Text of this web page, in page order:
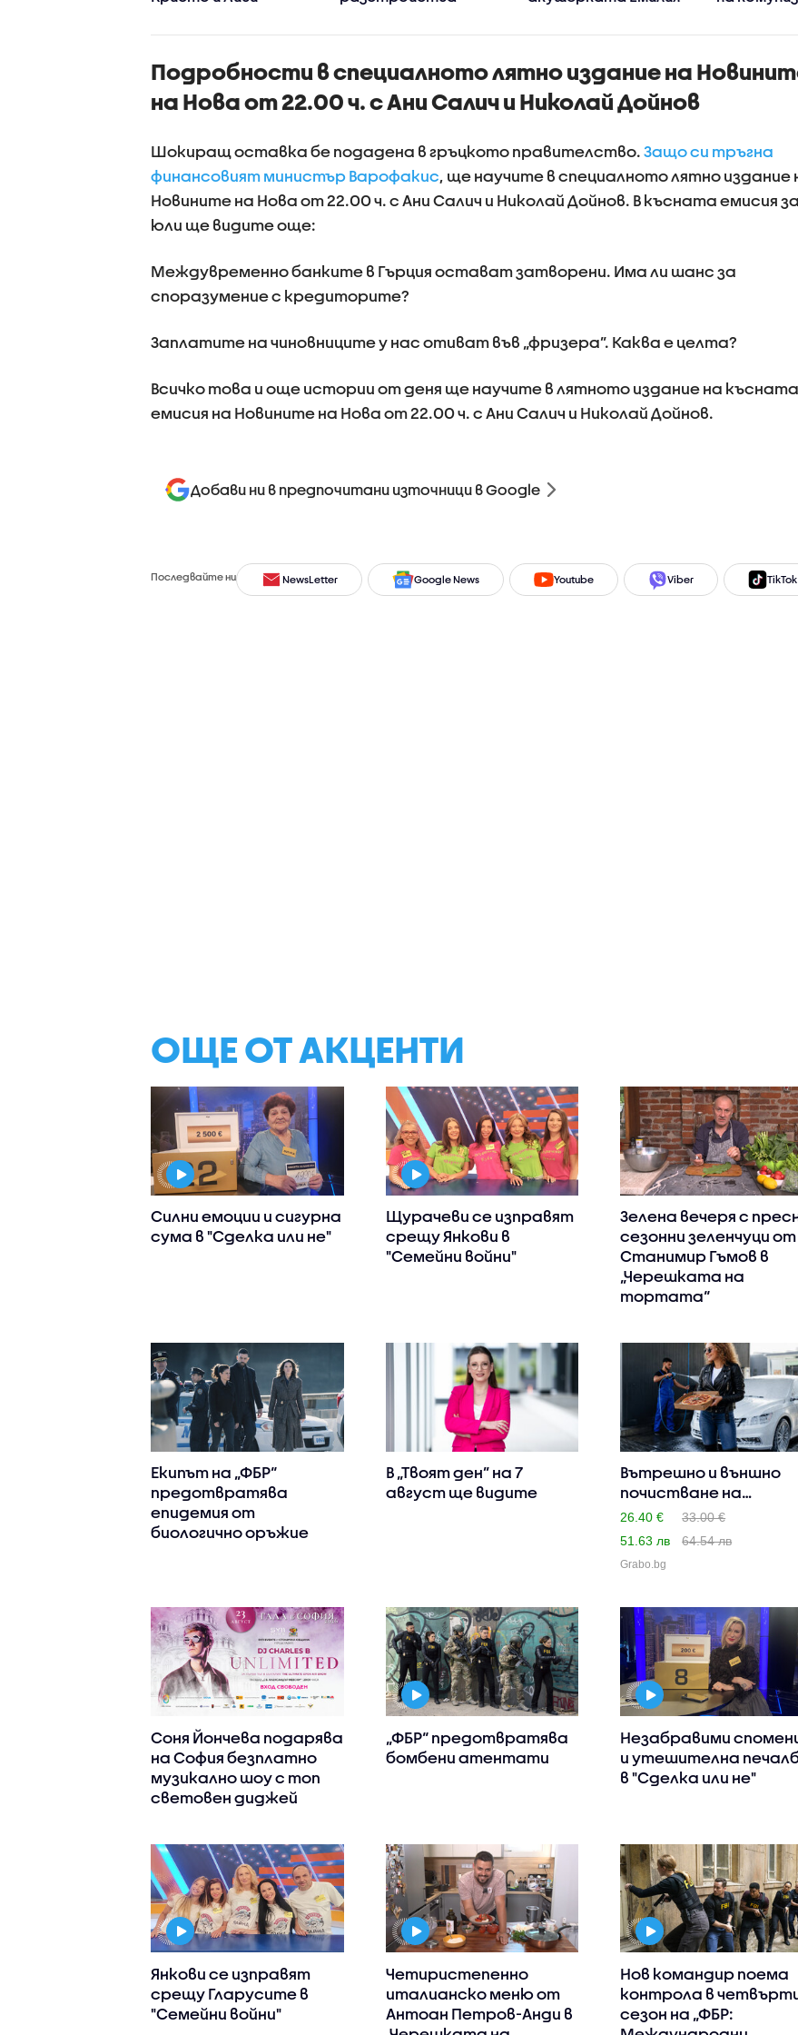
Подробности в специалното лятно издание на
на Нова от 22.00 ч. с Ани Салич и Николай Дойнов
Шокиращ оставка бе подадена в гръцкото правителство. Защо си тръгна
финансовият министър Варофакис, ще научите в специалното лятно издание
Новините на Нова от 22.00 ч. с Ани Салич и Николай Дойнов. В късната емисия
юли ще видите още:
Междувременно банките в Гърция остават затворени. Има ли шанс за
споразумение с кредиторите?
Заплатите на чиновниците у нас отиват във „фризера”. Каква е целта?
Всичко това и още истории от деня ще научите в лятното издание на късната
емисия на Новините на Нова от 22.00 ч. с Ани Салич и Николай Дойнов.
Добави ни в предпочитани източници в Google
Последвайте ни NewsLetter Google News Youtube Viber TikTok
ОЩЕ ОТ АКЦЕНТИ
Силни емоции и сигурна
сума в "Сделка или не"
Щурачеви се изправят
срещу Янкови в
"Семейни войни"
Зелена вечеря с
сезонни зеленчуци от
Станимир Гъмов в
„Черешката на
тортата“
Екипът на „ФБР“
предотвратява
епидемия от
биологично оръжие
В „Твоят ден” на 7
август ще видите
Вътрешно и външно
почистване на
автомобил, п..
26.40 €
33.00 €
51.63 лв
64.54 лв
Grabo.bg
Соня Йончева подарява
на София безплатно
музикално шоу с топ
световен диджей
„ФБР“ предотвратява
бомбени атентати
Незабравими
и утешителна
в "Сделка или не"
Янкови се изправят
срещу Гларусите в
"Семейни войни"
Четиристепенно
италианско меню от
Антоан Петров-Анди в
Нов командир поема
контрола в
сезон на „ФБР: